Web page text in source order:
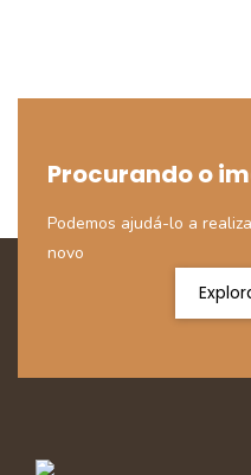
Procurando o
Podemos ajudá-lo a
novo